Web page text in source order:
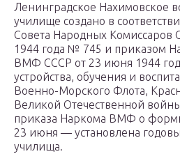
Ленинградское Нахимовское
училище создано в
Совета Народных Комиссаров
1944 года № 745 и приказом
ВМФ СССР от 23 июня 1944
устройства, обучения и
Военно-Морского Флота,
Великой Отечественной
приказа Наркома ВМФ о
23 июня — установлена
училища.